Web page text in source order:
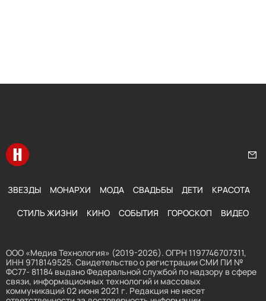
Перейти на главную
ЗВЕЗДЫ МОНАРХИ МОДА СВАДЬБЫ ДЕТИ КРАСОТА
СТИЛЬ ЖИЗНИ КИНО СОБЫТИЯ ГОРОСКОП ВИДЕО
ООО «Медиа Технология» (2019-2026). ОГРН 1197746707311,
ИНН 9718149525. Свидетельство о регистрации СМИ ПИ №
ФС77- 81184 выдано Федеральной службой по надзору в сфере
связи, информационных технологий и массовых
коммуникаций 02 июня 2021 г. Редакция не несет